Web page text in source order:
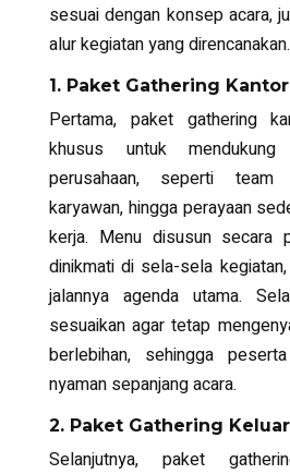
sesuai dengan konsep acara,
alur kegiatan yang direncanakan.
1. Paket Gathering Kantor
Pertama, paket gathering
khusus untuk
perusahaan, seperti team
karyawan, hingga perayaan
kerja. Menu disusun secara
dinikmati di sela-sela
jalannya agenda utama.
sesuaikan agar tetap
berlebihan, sehingga
nyaman sepanjang acara.
2. Paket Gathering
Selanjutnya, paket